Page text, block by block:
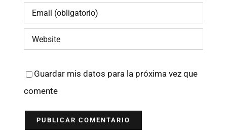
Guardar mis datos para la próxima vez que
comente